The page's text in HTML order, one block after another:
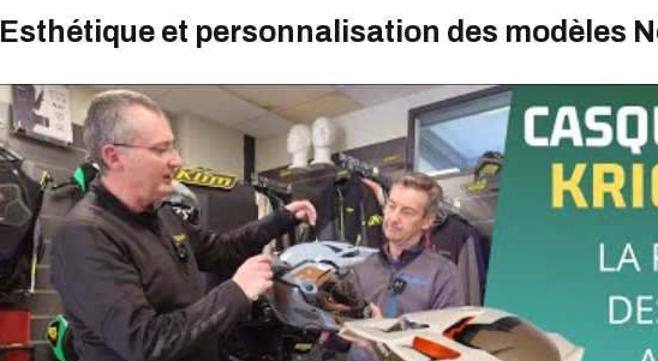
Esthétique et personnalisation des modèles